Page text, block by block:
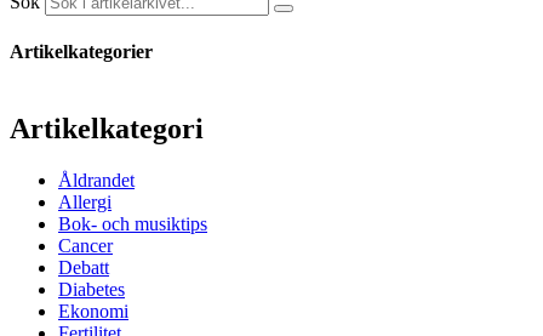
Artikelkategorier
Artikelkategori
Åldrandet
Allergi
Bok- och musiktips
Cancer
Debatt
Diabetes
Ekonomi